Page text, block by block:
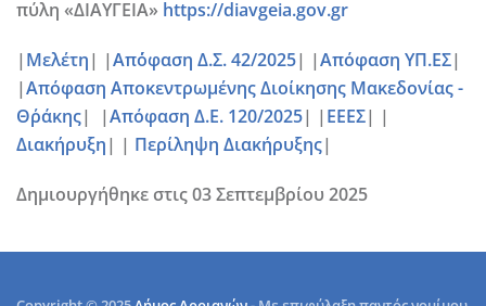
πύλη «ΔΙΑΥΓΕΙΑ» https://diavgeia.gov.gr
| Μελέτη| |Απ΄΄όφαση Δ.Σ. 42/2025| |Απόφαση ΥΠ.ΕΣ|
|Απόφαση Αποκεντρωμένης Διοίκησης Μακεδονίας -
Θ΄ράκης| |Απόφαση Δ.Ε. 120/2025| | ΕΕΕΣ| |
Διακήρυξη| | Περίληψη Διακήρυξης|
Δημιουργήθηκε στις03 Σεπτεμβρίου 2025